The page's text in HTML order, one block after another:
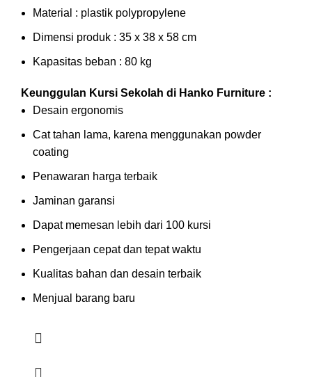
Material : plastik polypropylene
Dimensi produk : 35 x 38 x 58 cm
Kapasitas beban : 80 kg
Keunggulan Kursi Sekolah di Hanko Furniture :
Desain ergonomis
Cat tahan lama, karena menggunakan powder
coating
Penawaran harga terbaik
Jaminan garansi
Dapat memesan lebih dari 100 kursi
Pengerjaan cepat dan tepat waktu
Kualitas bahan dan desain terbaik
Menjual barang baru